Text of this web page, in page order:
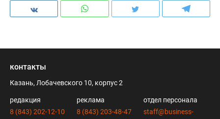
контакты
Казань, Лобачевского 10, корпус 2
редакция
8 (843) 202-12-10
реклама
8 (843) 203-48-47
отдел персонала
staff@business-